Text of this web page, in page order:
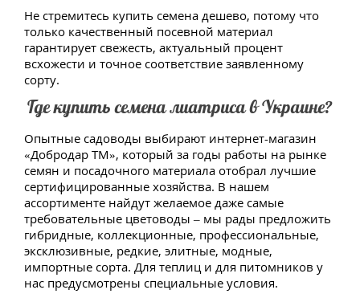
Не стремитесь купить семена дешево, потому что
только качественный посевной материал
гарантирует свежесть, актуальный процент
всхожести и точное соответствие заявленному
сорту.
Где купить семена лиатриса в Украине?
Опытные садоводы выбирают интернет-магазин
«Добродар ТМ», который за годы работы на рынке
семян и посадочного материала отобрал лучшие
сертифицированные хозяйства. В нашем
ассортименте найдут желаемое даже самые
требовательные цветоводы – мы рады предложить
гибридные, коллекционные, профессиональные,
эксклюзивные, редкие, элитные, модные,
импортные сорта. Для теплиц и для питомников у
нас предусмотрены специальные условия.